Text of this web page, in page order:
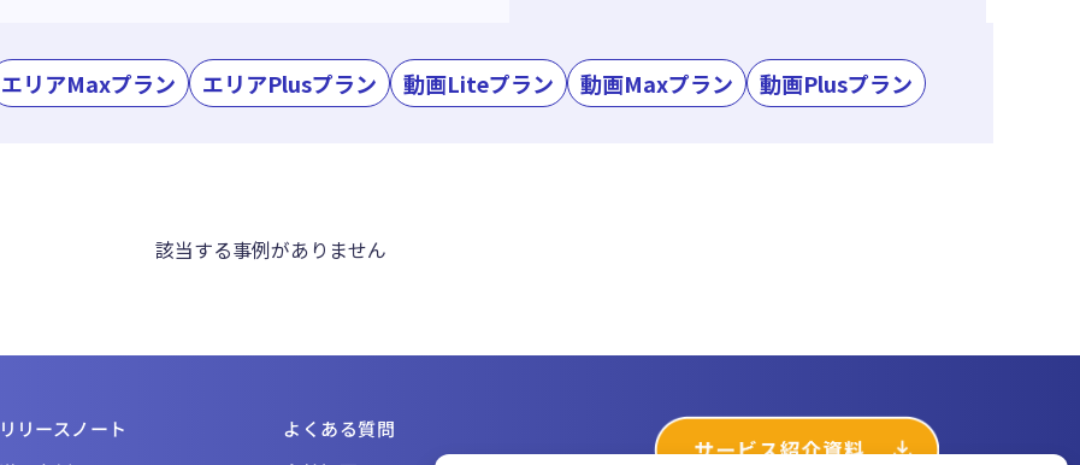
エリアMaxプラン エリアPlusプラン 動画Liteプラン 動画Maxプラン 動画Plusプラン
該当する事例がありません
リリースノート
よくある質問